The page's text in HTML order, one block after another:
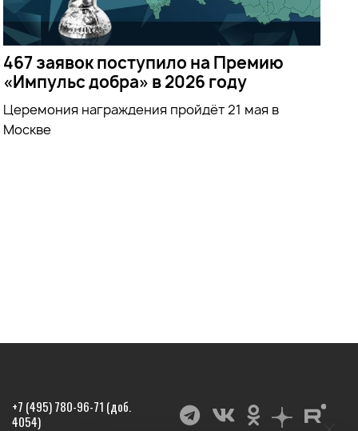
467 заявок поступило на Премию
«Импульс добра» в 2026 году
Церемония награждения пройдёт 21 мая в
Москве
+7 (495) 780-96-71 (доб.
4054)